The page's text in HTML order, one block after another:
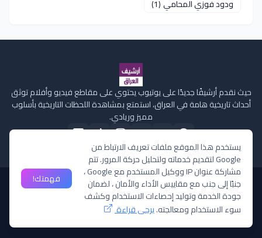
ودود فوزي المحامي (1)
حيث نقدم أرشيفًا جديدًا على يوتيوب يحتوي على مقاطع فيديو وأفلام توثق
أحداث تاريخية هامة في العراق، استمتع بمشاهدة اللحظات التاريخية بأسلوب
مميز وريادي.
جميع الحقوق محفوظة ©لقناة أرشيف العراق
الصفحة الرئيسيةمن نحنسياسة الخصوصيةإتصل بنا ملفات تعريف الارتباط
يستخدم هذا الموقع ملفات تعريف الارتباط من
Google لتقديم خدماته ولتحليل حركة المرور. تتم
مشاركة عنوان IP ووكيل المستخدم مع Google ،
جنبًا إلى جنب مع مقاييس الأداء والأمان ، لضمان
جودة الخدمة وتوليد إحصاءات الاستخدام وكشف
سوء الاستخدام ومعالجته.يرجى قراءة
فهمتك!